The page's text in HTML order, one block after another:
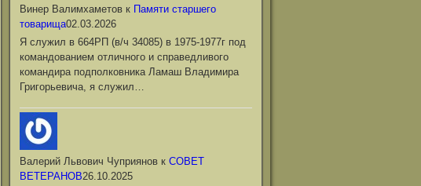
Винер Валимхаметовк Памяти старшего
товарища02.03.2026
Я служил в 664РП (в/ч 34085) в 1975-1977г под
командованием отличного и справедливого
командира подполковника Ламаш Владимира
Григорьевича, я служил…
Валерий Львович Чуприяновк СОВЕТ
ВЕТЕРАНОВ26.10.2025